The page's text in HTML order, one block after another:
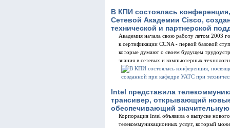
В КПИ состоялась
Сетевой Академии Cisco,
технической и партнерской
Академия начала свою работу летом 2003
к сертификации CCNA - первой базовой
которые думают о своем будущем
знания в сетевых и компьютерных
Intel представила
трансивер, открывающий
обеспечивающий
Корпорация Intel объявила о выпуске
телекоммуникационных услуг, который